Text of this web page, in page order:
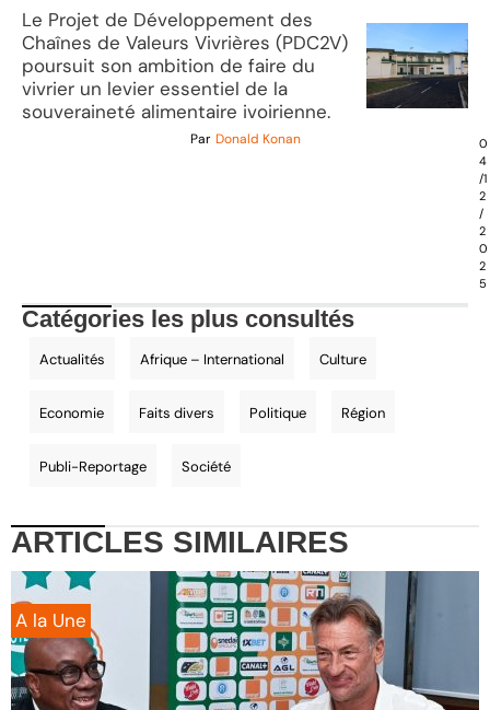
Le Projet de Développement des
Chaînes de Valeurs Vivrières (PDC2V)
poursuit son ambition de faire du
vivrier un levier essentiel de la
souveraineté alimentaire ivoirienne.
Par Donald Konan
0
4
/1
2
/
2
0
2
5
Catégories les plus consultés
Actualités Afrique – International Culture
Economie Faits divers Politique Région
Publi-Reportage Société
ARTICLES SIMILAIRES
A la Une